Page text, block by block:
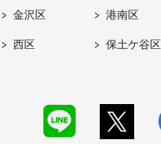
金沢区 港南区
西区 保土ケ谷区